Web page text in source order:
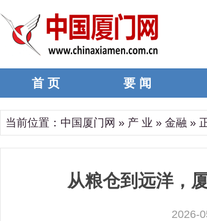
首 页 要 闻
当前位置： 中国厦门网 » 产 业 » 金融 »
从粮仓到远洋，
2026-